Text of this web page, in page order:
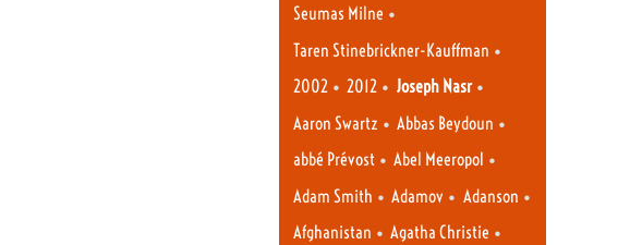
Seumas Milne •
Taren Stinebrickner-Kauffman •
2002 • 2012 • Joseph Nasr•
Aaron Swartz • Abbas Beydoun •
abbé Prévost • Abel Meeropol •
Adam Smith • Adamov • Adanson •
Afghanistan • Agatha Christie •